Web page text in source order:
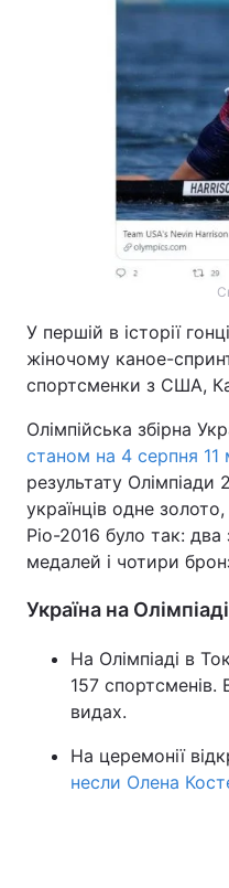
У першій в історії
жіночому каное-
спортсменки з США,
Олімпійська збірна
станом на 4 серпня 11
результату Олімпіади
українців одне
Ріо-2016 було так: два
медалей і чотири
Україна на
На Олімпіаді в
157 спортсменів.
видах.
На церемонії
несли Олена